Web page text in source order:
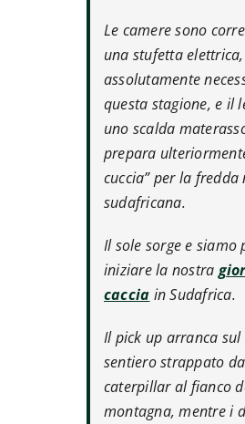
Le camere sono
una stufetta elettrica,
assolutamente
questa stagione, e il
uno scalda
prepara
cuccia” per la fredda
sudafricana.
Il sole sorge e siamo
iniziare la nostra
caccia in Sudafrica.
Il pick up arranca
sentiero strappato
caterpillar al fianco
montagna, mentre i